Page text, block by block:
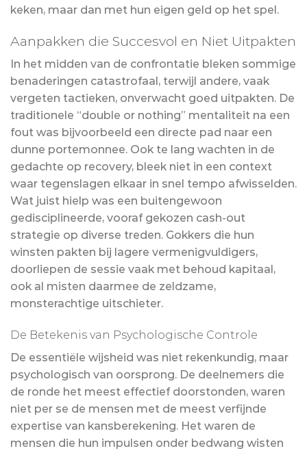
keken, maar dan met hun eigen geld op het spel.
Aanpakken die Succesvol en Niet Uitpakten
In het midden van de confrontatie bleken sommige
benaderingen catastrofaal, terwijl andere, vaak
vergeten tactieken, onverwacht goed uitpakten. De
traditionele “double or nothing” mentaliteit na een
fout was bijvoorbeeld een directe pad naar een
dunne portemonnee. Ook te lang wachten in de
gedachte op recovery, bleek niet in een context
waar tegenslagen elkaar in snel tempo afwisselden.
Wat juist hielp was een buitengewoon
gedisciplineerde, vooraf gekozen cash-out
strategie op diverse treden. Gokkers die hun
winsten pakten bij lagere vermenigvuldigers,
doorliepen de sessie vaak met behoud kapitaal,
ook al misten daarmee de zeldzame,
monsterachtige uitschieter.
De Betekenis van Psychologische Controle
De essentiële wijsheid was niet rekenkundig, maar
psychologisch van oorsprong. De deelnemers die
de ronde het meest effectief doorstonden, waren
niet per se de mensen met de meest verfijnde
expertise van kansberekening. Het waren de
mensen die hun impulsen onder bedwang wisten